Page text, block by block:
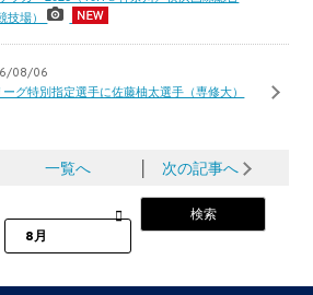
技場）
08/06
グ特別指定選手に佐藤柚太選手（専修大）
一覧へ 次の記事へ